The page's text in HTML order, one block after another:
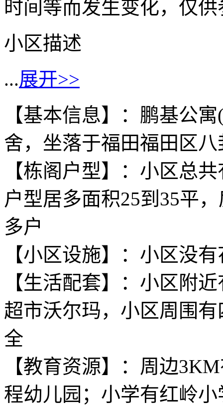
时间等而发生变化，仅
小区描述
...展开>>
【基本信息】：鹏基公
舍，坐落于福田福田区
【栋阁户型】：小区总
户型居多面积25到35平
多户
【小区设施】：小区没
【生活配套】：小区附
超市沃尔玛，小区周围
全
【教育资源】：周边
程幼儿园；小学有红岭